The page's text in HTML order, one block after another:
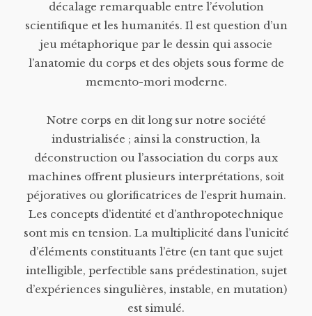
décalage remarquable entre l’évolution
scientifique et les humanités. Il est question d’un
jeu métaphorique par le dessin qui associe
l’anatomie du corps et des objets sous forme de
memento-mori moderne.
Notre corps en dit long sur notre société
industrialisée ; ainsi la construction, la
déconstruction ou l’association du corps aux
machines offrent plusieurs interprétations, soit
péjoratives ou glorificatrices de l’esprit humain.
Les concepts d’identité et d’anthropotechnique
sont mis en tension. La multiplicité dans l’unicité
d’éléments constituants l’être (en tant que sujet
intelligible, perfectible sans prédestination, sujet
d’expériences singulières, instable, en mutation)
est simulé.